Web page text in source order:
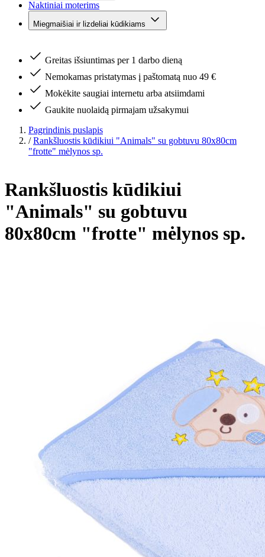
Naktiniai moterims
Miegmaišiai ir lizdeliai kūdikiams
Greitas išsiuntimas per 1 darbo dieną
Nemokamas pristatymas į paštomatą nuo 49 €
Mokėkite saugiai internetu arba atsiimdami
Gaukite nuolaidą pirmajam užsakymui
Pagrindinis puslapis
/ Rankšluostis kūdikiui "Animals" su gobtuvu 80x80cm
"frotte" mėlynos sp.
Rankšluostis kūdikiui
"Animals" su gobtuvu
80x80cm "frotte" mėlynos sp.